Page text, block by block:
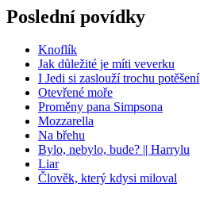
Poslední povídky
Knoflík
Jak důležité je míti veverku
I Jedi si zaslouží trochu potěšení
Otevřené moře
Proměny pana Simpsona
Mozzarella
Na břehu
Bylo, nebylo, bude? || Harrylu
Liar
Člověk, který kdysi miloval